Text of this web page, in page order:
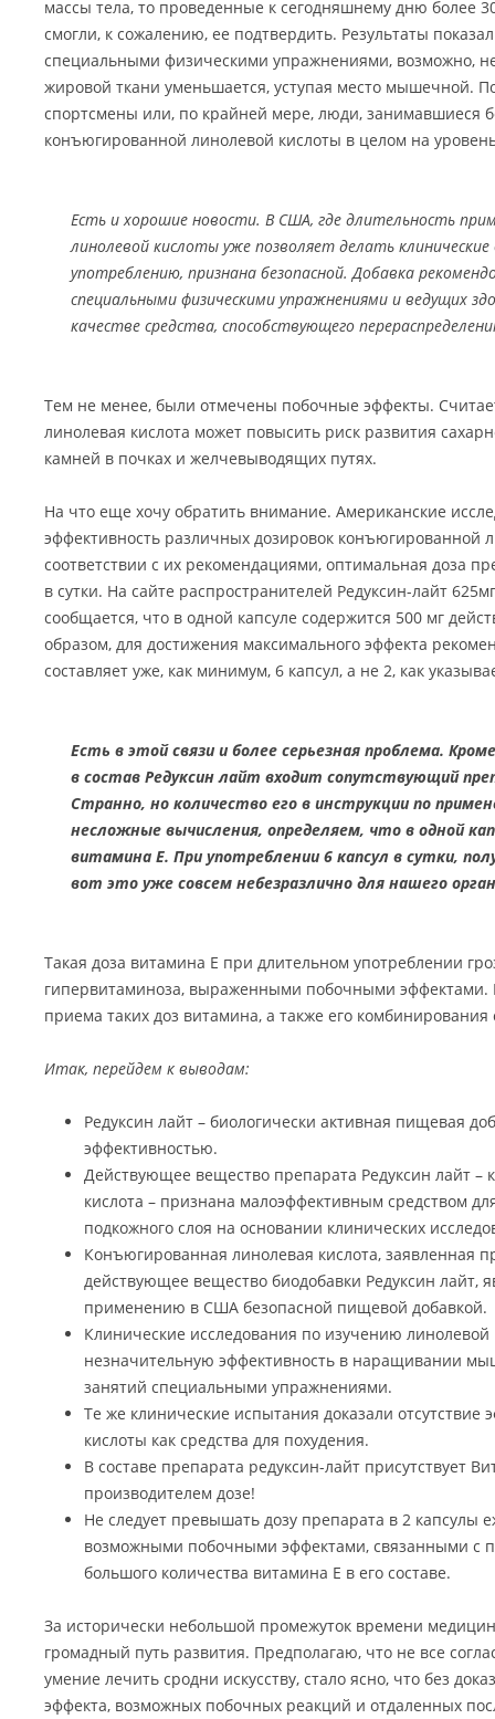
массы тела, то проведенные к сегодняшнему дню более
смогли, к сожалению, ее подтвердить. Результаты
специальными физическими упражнениями, возможно,
жировой ткани уменьшается, уступая место мышечной.
спортсмены или, по крайней мере, люди, занимавшиеся
конъюгированной линолевой кислоты в целом на
Есть и хорошие новости. В США, где длительность
линолевой кислоты уже позволяет делать
употреблению, признана безопасной. Добавка
специальными физическими упражнениями и ведущих
качестве средства, способствующего
Тем не менее, были отмечены побочные эффекты.
линолевая кислота может повысить риск развития
камней в почках и желчевыводящих путях.
На что еще хочу обратить внимание. Американские
эффективность различных дозировок конъюгированной
соответствии с их рекомендациями, оптимальная доза
в сутки. На сайте распространителей Редуксин-лайт
сообщается, что в одной капсуле содержится 500 мг
образом, для достижения максимального эффекта
составляет уже, как минимум, 6 капсул, а не 2, как
Есть в этой связи и более серьезная проблема.
в состав Редуксин лайт входит сопутствующий
Странно, но количество его в инструкции по
несложные вычисления, определяем, что в одной
витамина Е. При употреблении 6 капсул в сутки,
вот это уже совсем небезразлично для нашего
Такая доза витамина Е при длительном употреблении
гипервитаминоза, выраженными побочными эффектами.
приема таких доз витамина, а также его
Итак, перейдем к выводам:
Редуксин лайт – биологически активная пищевая
эффективностью.
Действующее вещество препарата Редуксин лайт –
кислота – признана малоэффективным средством
подкожного слоя на основании клинических
Конъюгированная линолевая кислота, заявленная
действующее вещество биодобавки Редуксин лайт,
применению в США безопасной пищевой добавкой.
Клинические исследования по изучению линолевой
незначительную эффективность в наращивании
занятий специальными упражнениями.
Те же клинические испытания доказали отсутствие
кислоты как средства для похудения.
В составе препарата редуксин-лайт присутствует
производителем дозе!
Не следует превышать дозу препарата в 2 капсулы
возможными побочными эффектами, связанными с
большого количества витамина Е в его составе.
За исторически небольшой промежуток времени
громадный путь развития. Предполагаю, что не все
умение лечить сродни искусству, стало ясно, что без
эффекта, возможных побочных реакций и отдаленных